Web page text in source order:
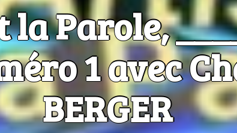
Parole,
1 avec
BERGER